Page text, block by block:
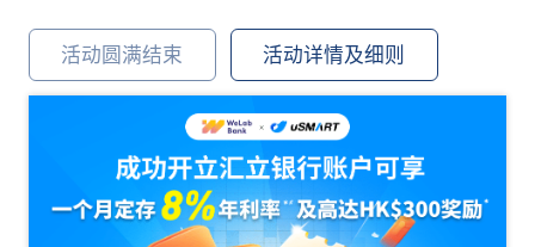
活动圆满结束 活动详情及细则